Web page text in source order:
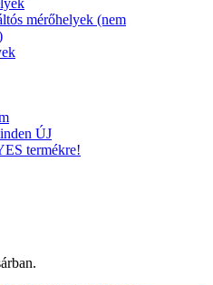
mérőhelyek (nem
ÚJ
termékre!